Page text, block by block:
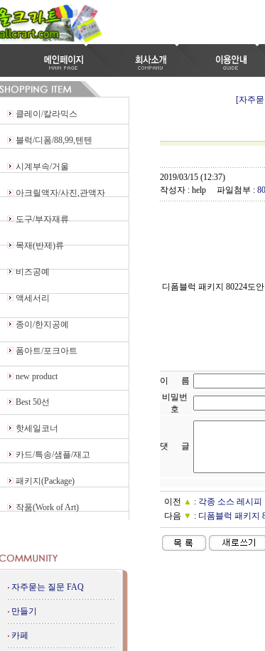
클레이/칼라믹스
블럭/디폼/88,99,텐텐
시계부속/거울
아크릴액자/사진,관액자
도구/부자재류
목재(반제)류
비즈공예
액세서리
종이/한지공예
폼아트/포크아트
new product
Best 50선
핫세일코너
카드/특송/샘플/재고
패키지(Package)
작품(Work of Art)
자주묻는 질문 FAQ
만들기
카페
[자주
2019/03/15 (12:37)
작성자 : help 파일첨부 :
디폼블럭 패키지 80224도안
이 름
비밀번
호
댓 글
이전 ▲ : 각종 소스 레시피
다음 ▼ : 디폼블럭 패키지